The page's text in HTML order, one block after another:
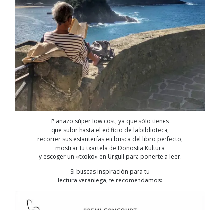
Planazo súper low cost, ya que sólo tienes
que subir hasta el edificio de la biblioteca,
recorrer sus estanterías en busca del libro perfecto,
mostrar tu txartela de Donostia Kultura
y escoger un «txoko» en Urgull para ponerte a leer.
Si buscas inspiración para tu
lectura veraniega, te recomendamos: